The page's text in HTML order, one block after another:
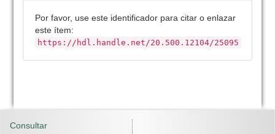
Por favor, use este identificador para citar o enlazar
este ítem:
https://hdl.handle.net/20.500.12104/25095
Consultar